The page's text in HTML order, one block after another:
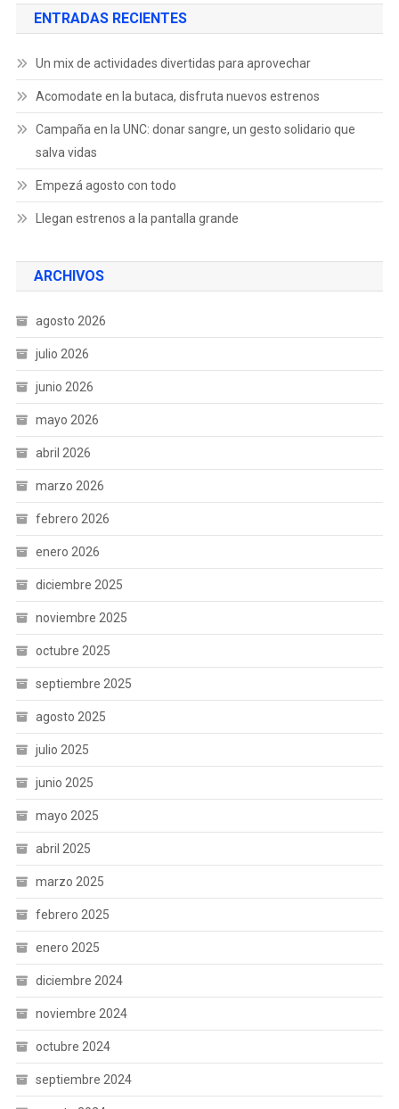
ENTRADAS RECIENTES
Un mix de actividades divertidas para aprovechar
Acomodate en la butaca, disfruta nuevos estrenos
Campaña en la UNC: donar sangre, un gesto solidario que
salva vidas
Empezá agosto con todo
Llegan estrenos a la pantalla grande
ARCHIVOS
agosto 2026
julio 2026
junio 2026
mayo 2026
abril 2026
marzo 2026
febrero 2026
enero 2026
diciembre 2025
noviembre 2025
octubre 2025
septiembre 2025
agosto 2025
julio 2025
junio 2025
mayo 2025
abril 2025
marzo 2025
febrero 2025
enero 2025
diciembre 2024
noviembre 2024
octubre 2024
septiembre 2024